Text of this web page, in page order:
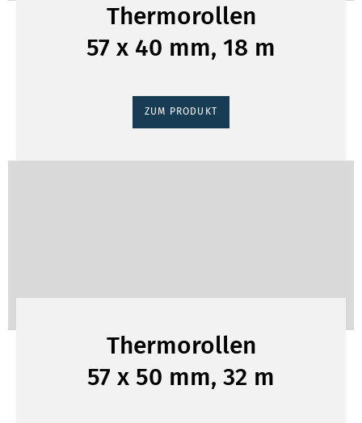
Thermorollen
57 x 40 mm, 18 m
ZUM PRODUKT
Thermorollen
57 x 50 mm, 32 m